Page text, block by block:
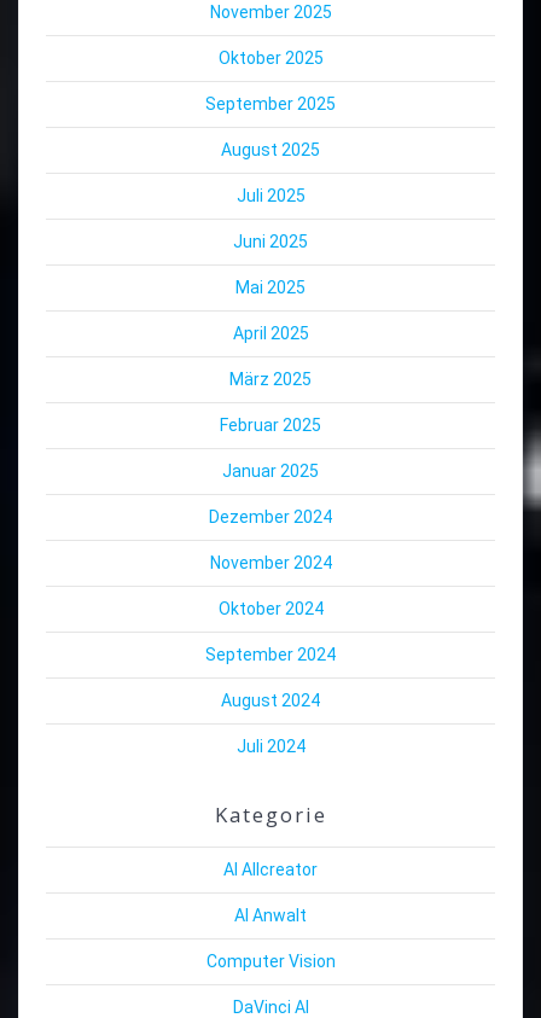
November 2025
Oktober 2025
September 2025
August 2025
Juli 2025
Juni 2025
Mai 2025
April 2025
März 2025
Februar 2025
Januar 2025
Dezember 2024
November 2024
Oktober 2024
September 2024
August 2024
Juli 2024
Kategorie
AI Allcreator
AI Anwalt
Computer Vision
DaVinci AI